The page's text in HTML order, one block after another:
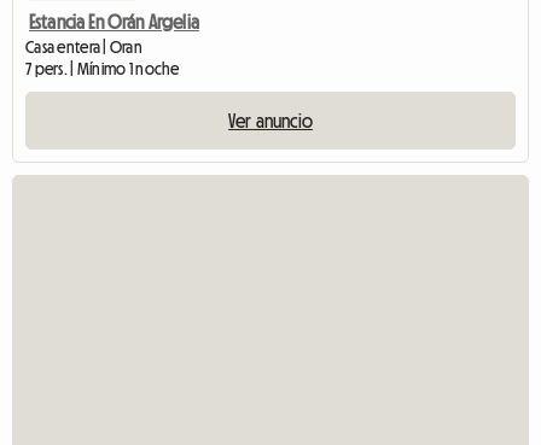
Estancia En Orán Argelia
Casa entera | Oran
7 pers. | Mínimo 1 noche
Ver anuncio